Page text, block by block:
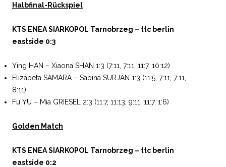
Halbfinal-Rückspiel
KTS ENEA SIARKOPOL Tarnobrzeg – ttc berlin
eastside 0:3
Ying HAN – Xiaona SHAN 1:3 (7:11, 7:11, 11:7, 10:12)
Elizabeta SAMARA – Sabina SURJAN 1:3 (11:5, 7:11, 7:11,
8:11)
Fu YU – Mia GRIESEL 2:3 (11:7, 11:13, 9:11, 11:7, 1:6)
Golden Match
KTS ENEA SIARKOPOL Tarnobrzeg – ttc berlin
eastside 0:2